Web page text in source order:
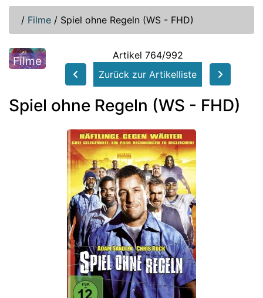
/ Filme / Spiel ohne Regeln (WS - FHD)
Filme
Artikel 764/992
Zurück zur Artikelliste
Spiel ohne Regeln (WS - FHD)